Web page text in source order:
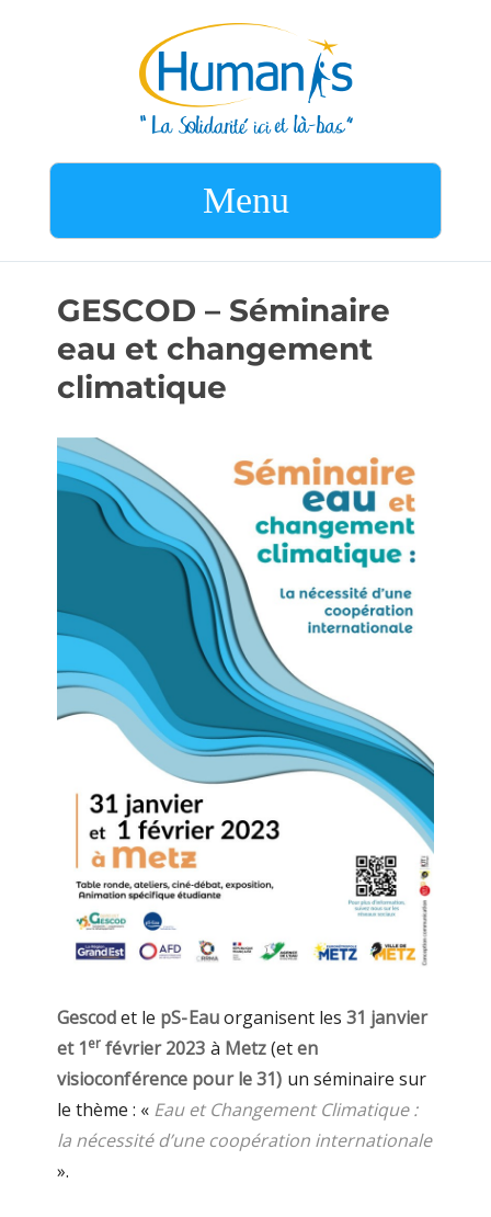
Menu
GESCOD – Séminaire
eau et changement
climatique
Gescodet le pS-Eauorganisent les 31 janvier
et 1er février 2023 à Metz(eten
visioconférence pour le 31) un séminaire sur
le thème : « Eau et Changement Climatique :
la nécessité d’une coopération internationale
».